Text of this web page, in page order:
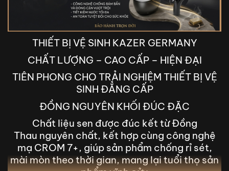
THIẾT BỊ VỆ SINH KAZER GERMANY
CHẤT LƯỢNG – CAO CẤP – HIỆN ĐẠI
TIÊN PHONG CHO TRẢI NGHIỆM THIẾT BỊ VỆ
SINH ĐẲNG CẤP
ĐỒNG NGUYÊN KHỐI ĐÚC ĐẶC
Chất liệu sen được đúc kết từ Đồng
Thau nguyên chất, kết hợp cùng công nghệ
mạ CROM 7+, giúp sản phẩm chống rỉ sét,
mài mòn theo thời gian, mang lại tuổi thọ sản